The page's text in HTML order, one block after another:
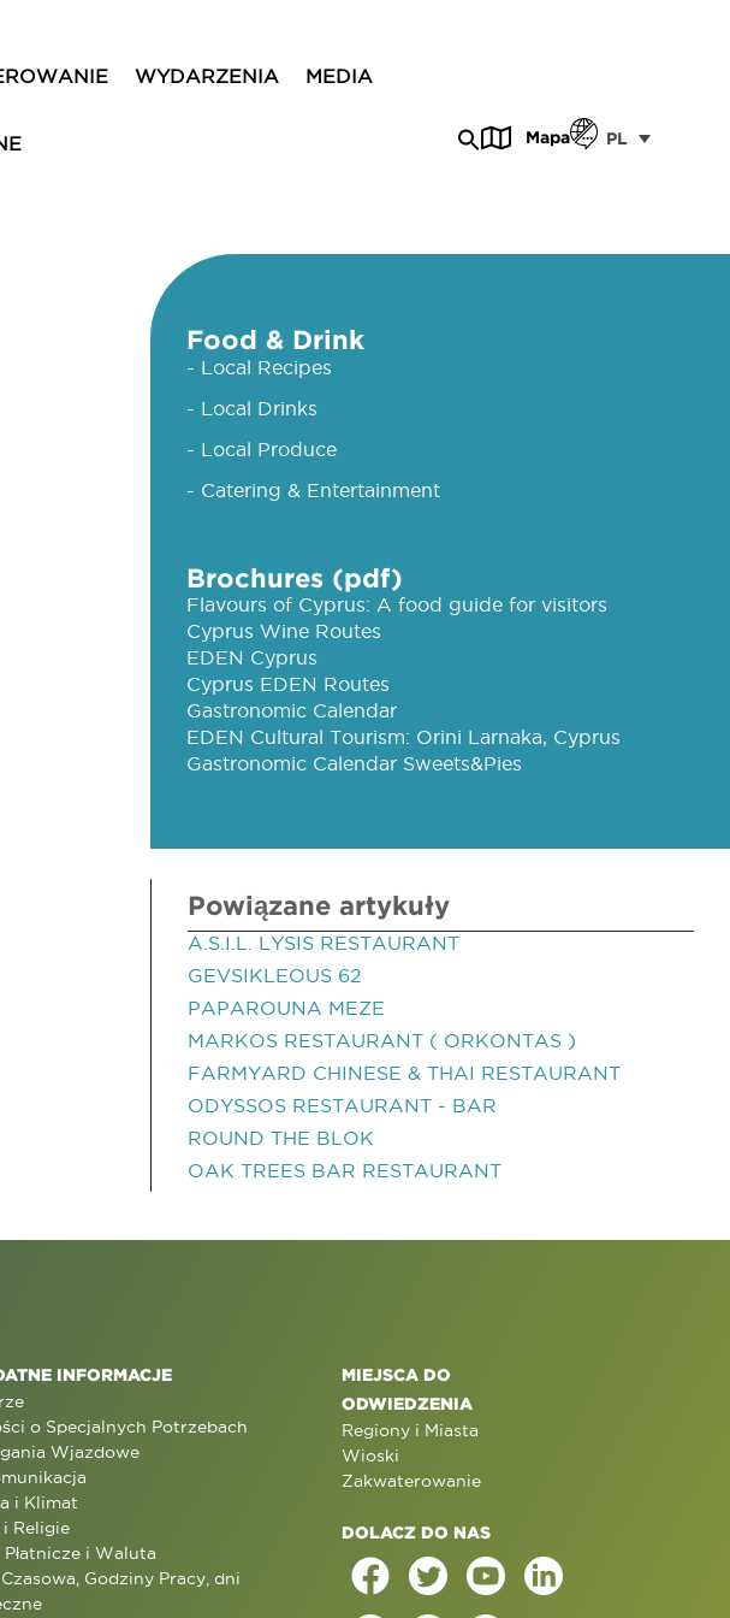
WYDARZENIA MEDIA
Mapa PL
Food & Drink
- Local Recipes
- Local Drinks
- Local Produce
- Catering & Entertainment
Brochures (pdf)
Flavours of Cyprus: A food guide for visitors
Cyprus Wine Routes
EDEN Cyprus
Cyprus EDEN Routes
Gastronomic Calendar
EDEN Cultural Tourism: Orini Larnaka, Cyprus
Gastronomic Calendar Sweets&Pies
Powiązane artykuły
A.S.I.L. LYSIS RESTAURANT
GEVSIKLEOUS 62
PAPAROUNA MEZE
MARKOS RESTAURANT ( ORKONTAS )
FARMYARD CHINESE & THAI RESTAURANT
ODYSSOS RESTAURANT - BAR
ROUND THE BLOK
OAK TREES BAR RESTAURANT
INFORMACJE
o Specjalnych Potrzebach
Wjazdowe
i Klimat
Religie
i Waluta
Godziny Pracy, dni
MIEJSCA DO
ODWIEDZENIA
Regiony i Miasta
Wioski
Zakwaterowanie
DOLACZ DO NAS